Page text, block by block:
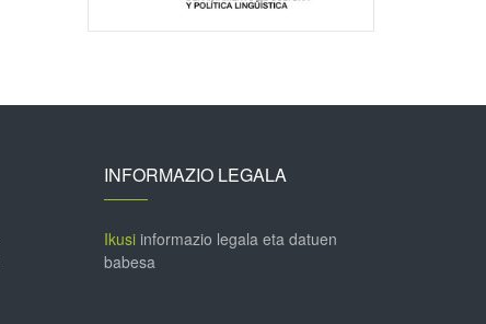
INFORMAZIO LEGALA
Ikusiinformazio legala eta datuen
babesa